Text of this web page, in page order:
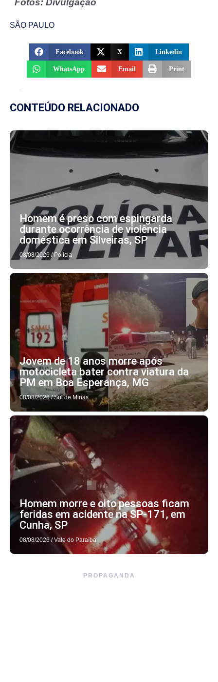
Fotos: Divulgação
SÃO PAULO
Facebook X Linkedin
WhatsApp Email Print
CONTEÚDO RELACIONADO
Homem é preso com espingarda
durante ocorrência de violência
doméstica em Silveiras, SP
08/08/2026 / Polícia
Jovem de 18 anos morre após
motocicleta bater contra viatura da
PM em Boa Esperança, MG
08/08/2026 / Sul de Minas
Homem morre e oito pessoas ficam
feridas em acidente na SP-171, em
Cunha, SP
08/08/2026 / Vale do Paraíba
PROPAGANDA